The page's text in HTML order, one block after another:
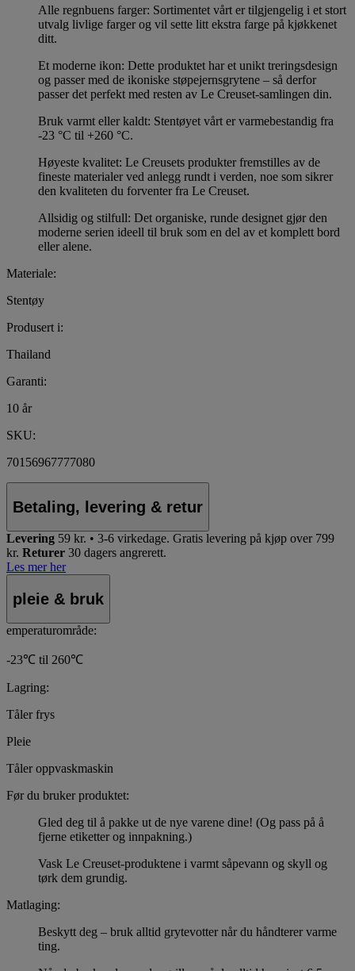
Alle regnbuens farger: Sortimentet vårt er tilgjengelig i et stort
utvalg livlige farger og vil sette litt ekstra farge på kjøkkenet
ditt.
Et moderne ikon: Dette produktet har et unikt treringsdesign
og passer med de ikoniske støpejernsgrytene – så derfor
passer det perfekt med resten av Le Creuset-samlingen din.
Bruk varmt eller kaldt: Stentøyet vårt er varmebestandig fra
-23 °C til +260 °C.
Høyeste kvalitet: Le Creusets produkter fremstilles av de
fineste materialer ved anlegg rundt i verden, noe som sikrer
den kvaliteten du forventer fra Le Creuset.
Allsidig og stilfull: Det organiske, runde designet gjør den
moderne serien ideell til bruk som en del av et komplett bord
eller alene.
Materiale:
Stentøy
Produsert i:
Thailand
Garanti:
10 år
SKU:
70156967777080
Betaling, levering & retur
Levering 59 kr. • 3-6 virkedage. Gratis levering på kjøp over 799
kr. Returer 30 dagers angrerett.
Les mer her
pleie & bruk
emperaturområde:
-23℃ til 260℃
Lagring:
Tåler frys
Pleie
Tåler oppvaskmaskin
Før du bruker produktet:
Gled deg til å pakke ut de nye varene dine! (Og pass på å
fjerne etiketter og innpakning.)
Vask Le Creuset-produktene i varmt såpevann og skyll og
tørk dem grundig.
Matlaging:
Beskytt deg – bruk alltid grytevotter når du håndterer varme
ting.